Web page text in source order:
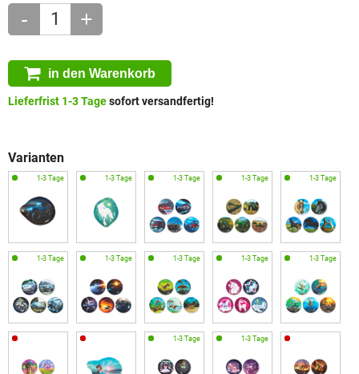
- +
in den Warenkorb
Lieferfrist 1-3 Tagesofort versandfertig!
Varianten